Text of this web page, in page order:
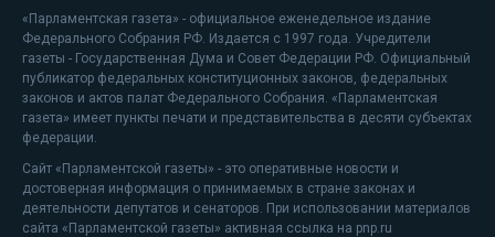
«Парламентская газета» - официальное еженедельное издание
Федерального Собрания РФ. Издается с 1997 года. Учредители
газеты - Государственная Дума и Совет Федерации РФ. Официальный
публикатор федеральных конституционных законов, федеральных
законов и актов палат Федерального Собрания. «Парламентская
газета» имеет пункты печати и представительства в десяти субъектах
федерации.
Сайт «Парламентской газеты» - это оперативные новости и
достоверная информация о принимаемых в стране законах и
деятельности депутатов и сенаторов. При использовании материалов
сайта «Парламентской газеты» активная ссылка на pnp.ru